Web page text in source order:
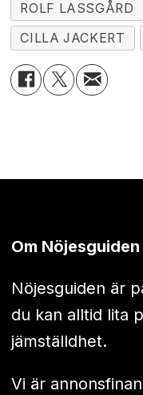
ROLF LASSGÅRD
CILLA JACKERT
Om Nöjesguiden
Nöjesguiden är
du kan alltid lita
jämställdhet.
Vi är